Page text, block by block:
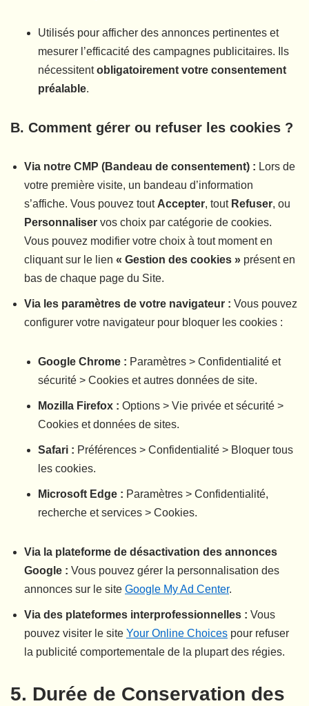
Utilisés pour afficher des annonces pertinentes et
mesurer l’efficacité des campagnes publicitaires. Ils
nécessitentobligatoirement votre consentement
préalable.
B. Comment gérer ou refuser les cookies ?
Via notre CMP (Bandeau de consentement) : Lors de
votre première visite, un bandeau d’information
s’affiche. Vous pouvez tout Accepter, tout Refuser, ou
Personnaliser vos choix par catégorie de cookies.
Vous pouvez modifier votre choix à tout moment en
cliquant sur le lien « Gestion des cookies » présent en
bas de chaque page du Site.
Via les paramètres de votre navigateur : Vous pouvez
configurer votre navigateur pour bloquer les cookies :
Google Chrome : Paramètres > Confidentialité et
sécurité > Cookies et autres données de site.
Mozilla Firefox : Options > Vie privée et sécurité >
Cookies et données de sites.
Safari : Préférences > Confidentialité > Bloquer tous
les cookies.
Microsoft Edge : Paramètres > Confidentialité,
recherche et services > Cookies.
Via la plateforme de désactivation des annonces
Google : Vous pouvez gérer la personnalisation des
annonces sur le site Google My Ad Center.
Via des plateformes interprofessionnelles : Vous
pouvez visiter le site Your Online Choices pour refuser
la publicité comportementale de la plupart des régies.
5. Durée de Conservation des